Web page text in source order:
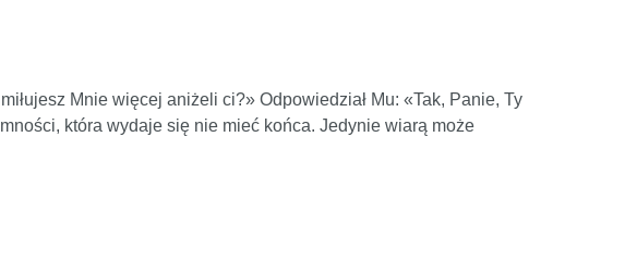
Mnie więcej aniżeli ci?» Odpowiedział Mu: «Tak, Panie, Ty
która wydaje się nie mieć końca. Jedynie wiarą może